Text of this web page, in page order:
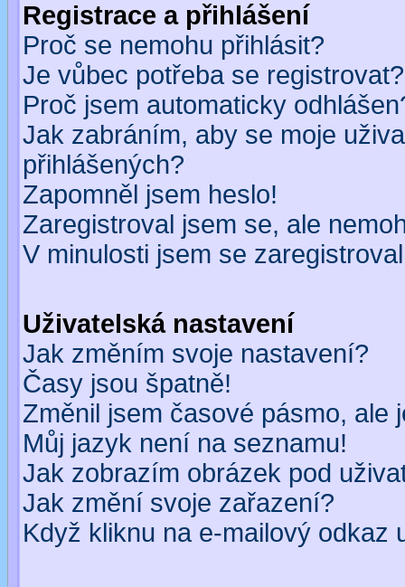
Registrace a přihlášení
Proč se nemohu přihlásit?
Je vůbec potřeba se registrovat?
Proč jsem automaticky
Jak zabráním, aby se moje
přihlášených?
Zapomněl jsem heslo!
Zaregistroval jsem se, ale
V minulosti jsem se
Uživatelská nastavení
Jak změním svoje nastavení?
Časy jsou špatně!
Změnil jsem časové pásmo, ale
Můj jazyk není na seznamu!
Jak zobrazím obrázek pod
Jak změní svoje zařazení?
Když kliknu na e-mailový odkaz